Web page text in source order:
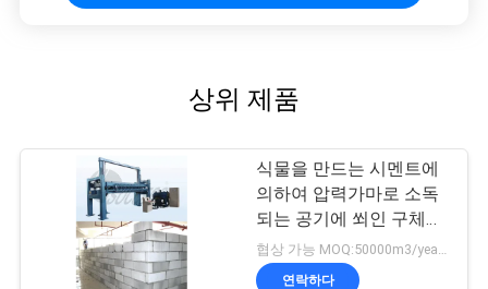
상위 제품
식물을 만드는 시멘트에
의하여 압력가마로 소독
되는 공기에 쐬인 구체적
인 생산 라인 AAC 구획
협상 가능 MOQ:50000m3/year-300000m3/year
연락하다